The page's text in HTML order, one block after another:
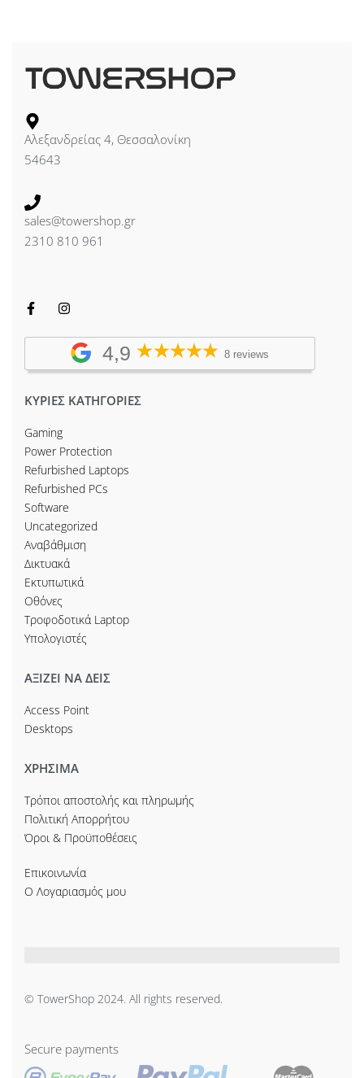
Αλεξανδρείας 4, Θεσσαλονίκη
54643
sales@towershop.gr
2310 810 961
4,9 8 reviews
ΚΥΡΙΕΣ ΚΑΤΗΓΟΡΙΕΣ
Gaming
Power Protection
Refurbished Laptops
Refurbished PCs
Software
Uncategorized
Αναβάθμιση
Δικτυακά
Εκτυπωτικά
Οθόνες
Τροφοδοτικά Laptop
Υπολογιστές
ΑΞΙΖΕΙ ΝΑ ΔΕΙΣ
Access Point
Desktops
ΧΡΗΣΙΜΑ
Τρόποι αποστολής και πληρωμής
Πολιτική Απορρήτου
Όροι & Προϋποθέσεις
Επικοινωνία
Ο Λογαριασμός μου
© TowerShop 2024. All rights reserved.
Secure payments